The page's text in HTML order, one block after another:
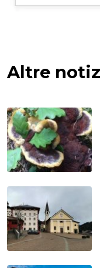
Altre